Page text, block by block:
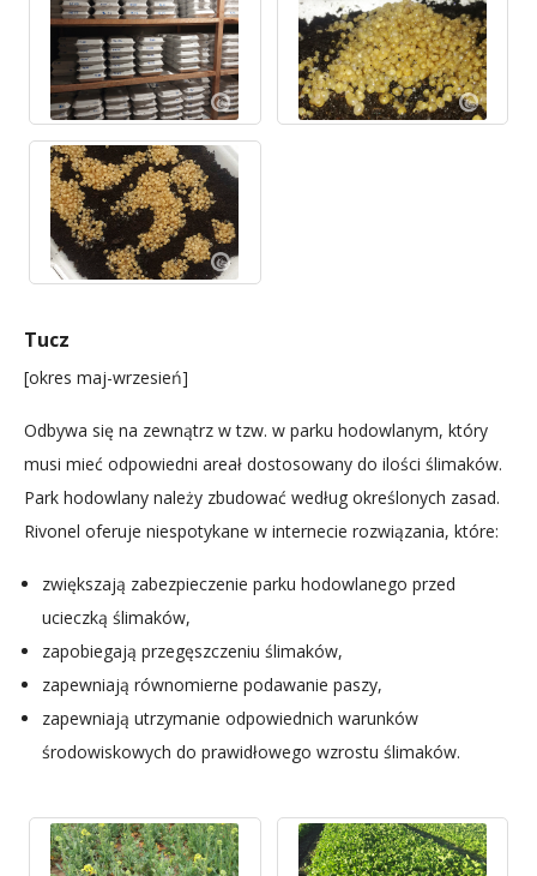
Tucz
[okres maj-wrzesień]
Odbywa się na zewnątrz w tzw. w parku hodowlanym, który
musi mieć odpowiedni areał dostosowany do ilości ślimaków.
Park hodowlany należy zbudować według określonych zasad.
Rivonel oferuje niespotykane w internecie rozwiązania, które:
zwiększają zabezpieczenie parku hodowlanego przed
ucieczką ślimaków,
zapobiegają przegęszczeniu ślimaków,
zapewniają równomierne podawanie paszy,
zapewniają utrzymanie odpowiednich warunków
środowiskowych do prawidłowego wzrostu ślimaków.